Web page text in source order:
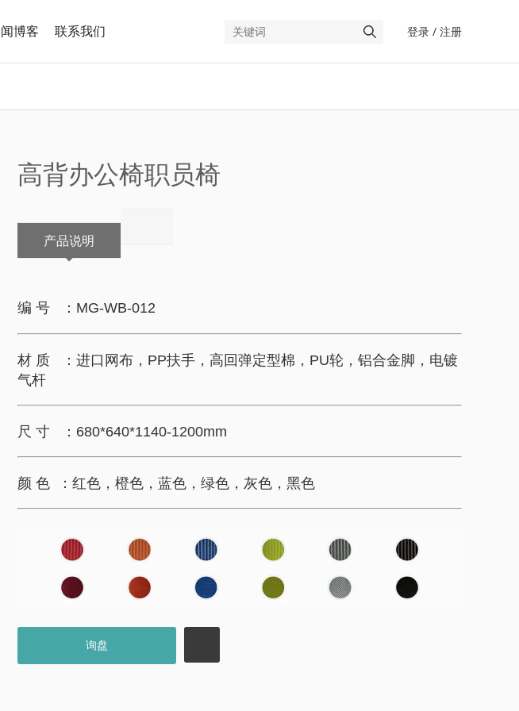
登录 / 注册
博客 联系我们
高背办公椅职员椅
产品说明
编 号 ： MG-WB-012
材 质 ：进口网布，PP扶手，高回弹定型棉，PU轮，铝合金脚，电镀
气杆
尺 寸 ：680*640*1140-1200mm
颜 色 ：红色，橙色，蓝色，绿色，灰色，黑色
询盘